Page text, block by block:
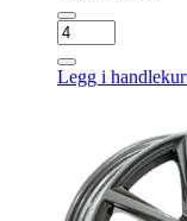
MONACO
WHEELS
CL2
Gloss
Legg i